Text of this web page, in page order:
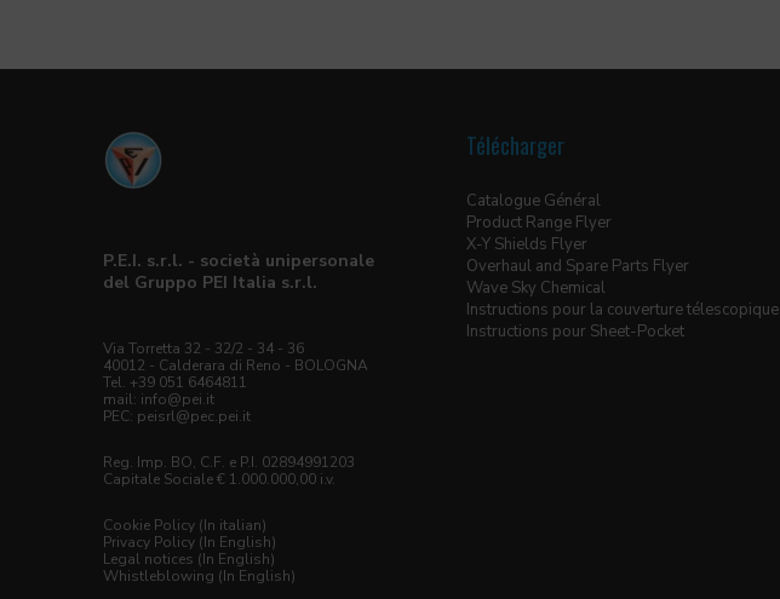
P.E.I. s.r.l. - società unipersonale
del Gruppo PEI Italia s.r.l.
Via Torretta 32 - 32/2 - 34 - 36
40012 - Calderara di Reno - BOLOGNA
Tel. +39 051 6464811
mail: info@pei.it
PEC: peisrl@pec.pei.it
Reg. Imp. BO, C.F. e P.I. 02894991203
Capitale Sociale € 1.000.000,00 i.v.
Cookie Policy (In italian)
Privacy Policy (In English)
Legal notices (In English)
Whistleblowing (In English)
Télécharger
Catalogue Général
Product Range Flyer
X-Y Shields Flyer
Overhaul and Spare Parts Flyer
Wave Sky Chemical
Instructions pour la couverture télescopique
Instructions pour Sheet-Pocket